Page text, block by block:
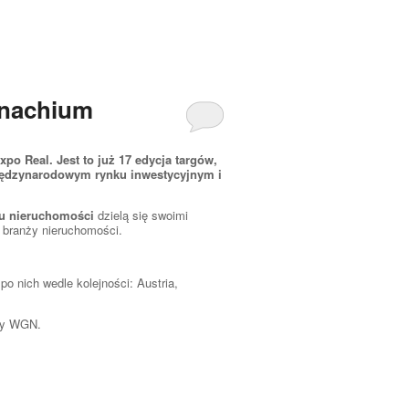
Real. Jest to już 17 edycja targów,
rynku inwestycyjnym i
nieruchomości dzielą się swoimi
nieruchomości.
nich wedle kolejności: Austria,
WGN.